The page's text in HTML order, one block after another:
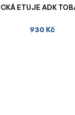
ETUJE ADK
930 Kč